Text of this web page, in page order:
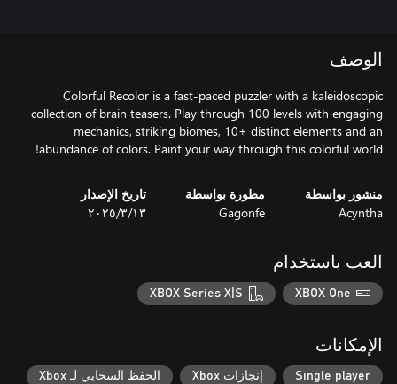
الوصف
Colorful Recolor is a fast-paced puzzler with a kaleidoscopic
collection of brain teasers. Play through 100 levels with engaging
mechanics, striking biomes, 10+ distinct elements and an
abundance of colors. Paint your way through this colorful world!
منشور بواسطة
Acyntha
مطورة بواسطة
Gagonfe
تاريخ الإصدار
١٣‏/٣‏/٢٠٢٥
العب باستخدام
XBOX One
XBOX Series X|S
الإمكانات
Single player إنجازات Xbox الحفظ السحابي لـ Xbox